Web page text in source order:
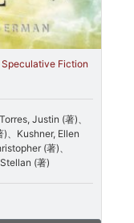
Speculative Fiction
Justin (著)、
、Kushner, Ellen
(著)、
(著)